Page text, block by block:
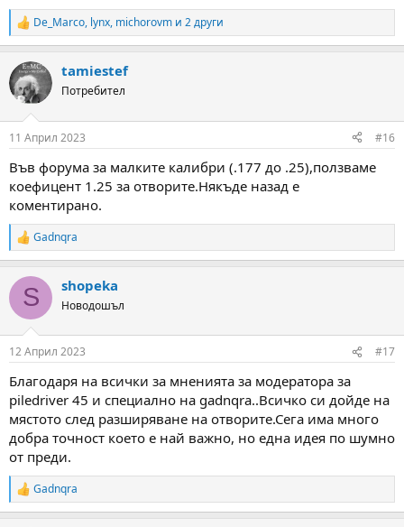
R
e
c
t
i
s
De_Marco, lynx, michorovm и 2 други
tamiestef
Потребител
11 Април 2023 #16
Във форума за малките калибри (.177 до .25),ползваме
коефицент 1.25 за отворите.Някъде назад е
коментирано.
R
e
c
i
s
Gadnqra
S shopeka
Новодошъл
12 Април 2023 #17
Благодаря на всички за мненията за модератора за
piledriver 45 и специално на gadnqra..Всичко си дойде на
мястото след разширяване на отворите.Сега има много
добра точност което е най важно, но една идея по шумно
от преди.
R
e
Gadnqra